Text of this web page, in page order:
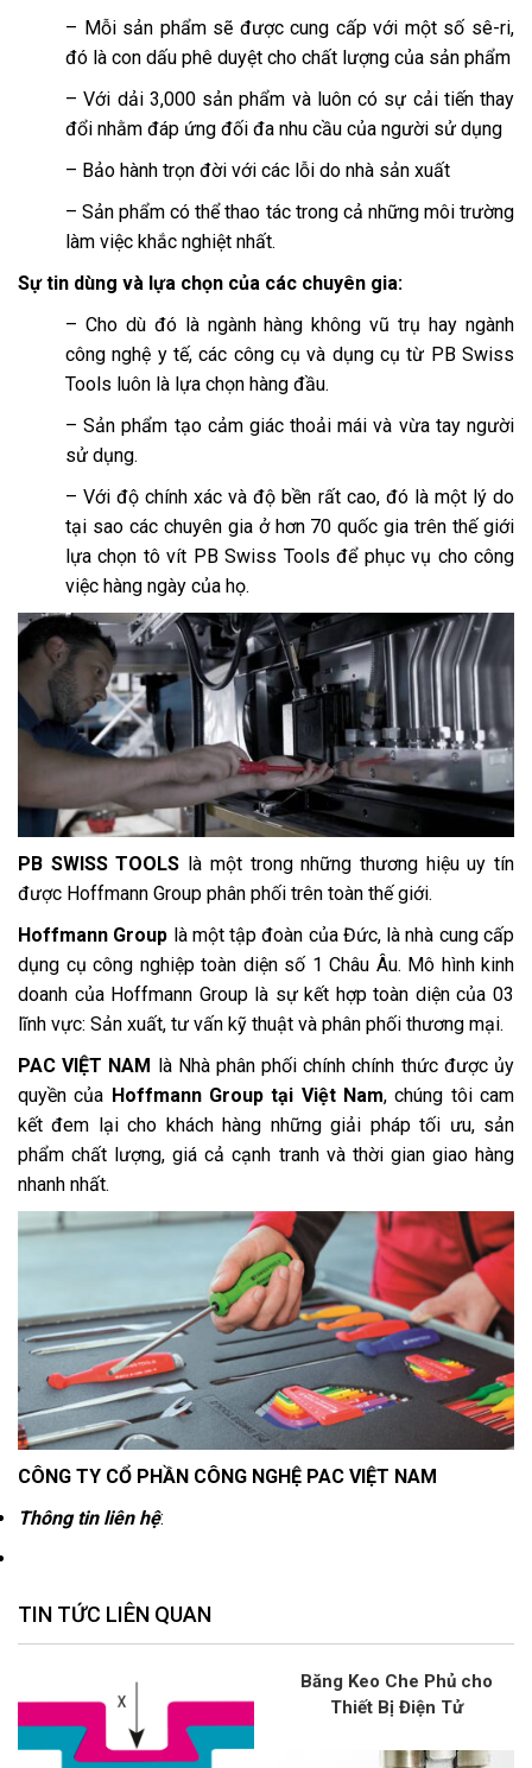
– Mỗi sản phẩm sẽ được cung cấp với một số sê-ri,
đó là con dấu phê duyệt cho chất lượng của sản phẩm
– Với dải 3,000 sản phẩm và luôn có sự cải tiến thay
đổi nhằm đáp ứng đối đa nhu cầu của người sử dụng
– Bảo hành trọn đời với các lỗi do nhà sản xuất
– Sản phẩm có thể thao tác trong cả những môi trường
làm việc khắc nghiệt nhất.
Sự tin dùng và lựa chọn của các chuyên gia:
– Cho dù đó là ngành hàng không vũ trụ hay ngành
công nghệ y tế, các công cụ và dụng cụ từ PB Swiss
Tools luôn là lựa chọn hàng đầu.
– Sản phẩm tạo cảm giác thoải mái và vừa tay người
sử dụng.
– Với độ chính xác và độ bền rất cao, đó là một lý do
tại sao các chuyên gia ở hơn 70 quốc gia trên thế giới
lựa chọn tô vít PB Swiss Tools để phục vụ cho công
việc hàng ngày của họ.
PB SWISS TOOLS là một trong những thương hiệu uy tín
được Hoffmann Group phân phối trên toàn thế giới.
Hoffmann Group là một tập đoàn của Đức, là nhà cung cấp
dụng cụ công nghiệp toàn diện số 1 Châu Âu. Mô hình kinh
doanh của Hoffmann Group là sự kết hợp toàn diện của 03
lĩnh vực: Sản xuất, tư vấn kỹ thuật và phân phối thương mại.
PAC VIỆT NAM là Nhà phân phối chính chính thức được ủy
quyền của Hoffmann Group tại Việt Nam, chúng tôi cam
kết đem lại cho khách hàng những giải pháp tối ưu, sản
phẩm chất lượng, giá cả cạnh tranh và thời gian giao hàng
nhanh nhất.
CÔNG TY CỔ PHẦN CÔNG NGHỆ PAC VIỆT NAM
Thông tin liên hệ:
TIN TỨC LIÊN QUAN
Băng Keo Che Phủ cho
Thiết Bị Điện Tử